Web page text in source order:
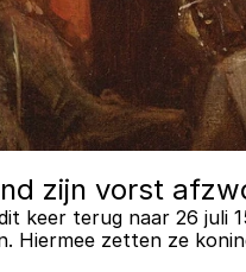
zijn vorst
keer terug naar 26 juli
Hiermee zetten ze